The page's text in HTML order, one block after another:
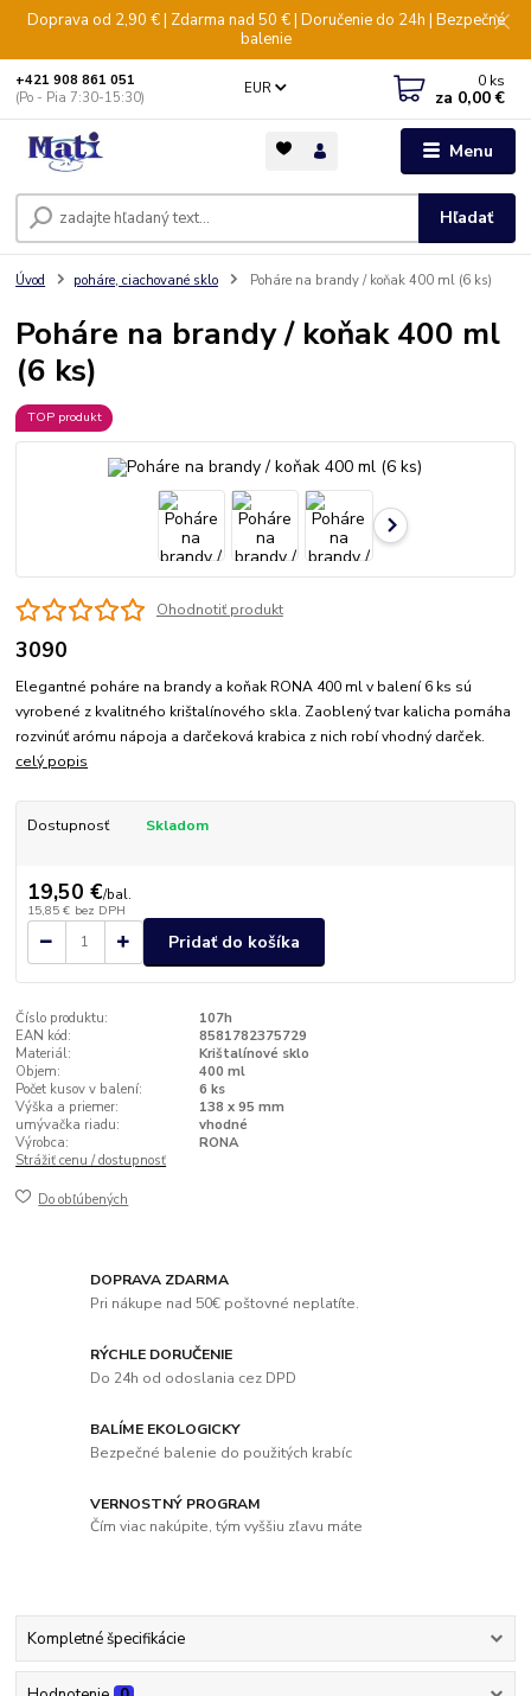
Doprava od 2,90 € | Zdarma nad 50 € | Doručenie do 24h | Bezpečné
balenie
Menu
EUR
Hľadať
+421 908 861 051
(Po - Pia 7:30-15:30)
0 ks
za 0,00 €
Úvod poháre, ciachované sklo Poháre na brandy / koňak 400 ml (6 ks)
Poháre na brandy / koňak 400 ml
(6 ks)
TOP produkt
Ohodnotiť produkt
3090
Elegantné poháre na brandy a koňak RONA 400 ml v balení 6 ks sú
vyrobené z kvalitného krištalínového skla. Zaoblený tvar kalicha pomáha
rozvinúť arómu nápoja a darčeková krabica z nich robí vhodný darček.
celý popis
Dostupnosť Skladom
19,50 €/bal.
15,85 € bez DPH
Pridať do košíka
Číslo produktu:
107h
EAN kód:
8581782375729
Materiál:
Krištalínové sklo
Objem:
400 ml
Počet kusov v balení:
6 ks
Výška a priemer:
138 x 95 mm
umývačka riadu:
vhodné
Výrobca:
RONA
Strážiť cenu / dostupnosť
Do obľúbených
DOPRAVA ZDARMA
Pri nákupe nad 50€ poštovné neplatíte.
RÝCHLE DORUČENIE
Do 24h od odoslania cez DPD
BALÍME EKOLOGICKY
Bezpečné balenie do použitých krabíc
VERNOSTNÝ PROGRAM
Čím viac nakúpite, tým vyššiu zľavu máte
Kompletné špecifikácie